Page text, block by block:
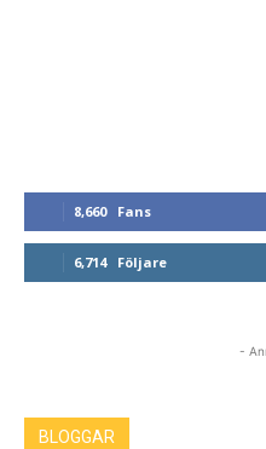
8,660 Fans
6,714 Följare
-
BLOGGAR